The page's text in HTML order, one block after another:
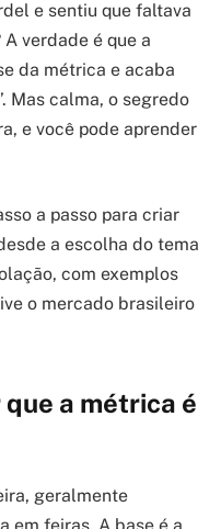
e sentiu que faltava
verdade é que a
da métrica e acaba
Mas calma, o segredo
e você pode aprender
a passo para criar
a escolha do tema
com exemplos
o mercado brasileiro
a métrica é
geralmente
em feiras. A base é a